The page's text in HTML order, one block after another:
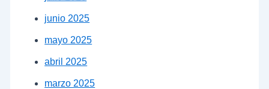
junio 2025
mayo 2025
abril 2025
marzo 2025